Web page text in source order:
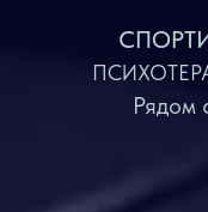
Рядом